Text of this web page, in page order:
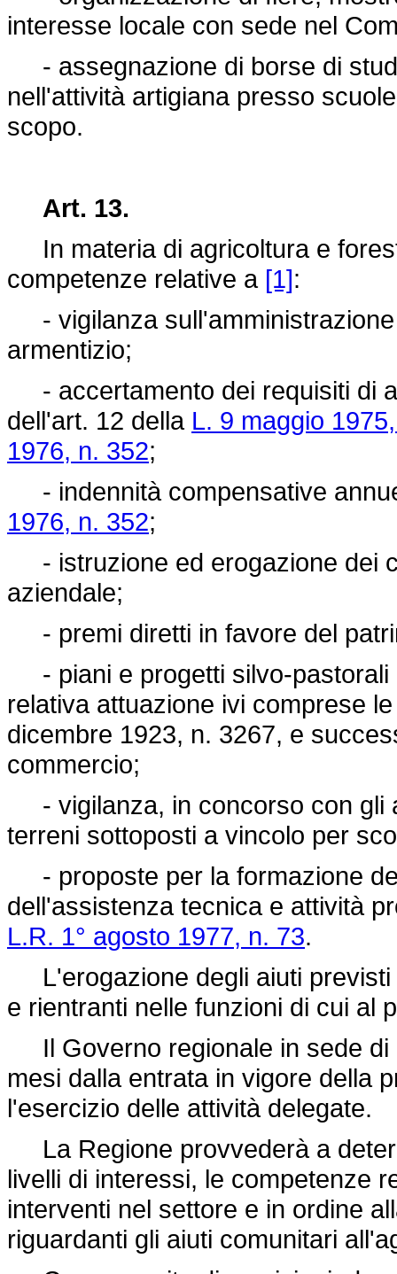
interesse locale con sede nel
- assegnazione di borse di
nell'attività artigiana presso
scopo.
Art. 13.
In materia di agricoltura e
competenze relative a [1]:
- vigilanza
armentizio;
- accertamento dei requisiti di
dell'art. 12 della L. 9 maggio
1976, n. 352;
- indennità compensative
1976, n. 352;
- istruzione ed erogazione dei
aziendale;
- premi diretti in favore del
- piani e progetti silvo-pastorali
relativa attuazione ivi comprese
dicembre 1923, n. 3267, e
commercio;
- vigilanza, in concorso con gli
terreni sottoposti a vincolo per
- proposte per la formazione
dell'assistenza tecnica e attività
L.R. 1° agosto 1977, n. 73.
L'erogazione degli aiuti previsti
e rientranti nelle funzioni di cui al
Il Governo regionale in sede di
mesi dalla entrata in vigore della
l'esercizio delle attività delegate.
La Regione provvederà a
livelli di interessi, le competenze
interventi nel settore e in ordine
riguardanti gli aiuti comunitari